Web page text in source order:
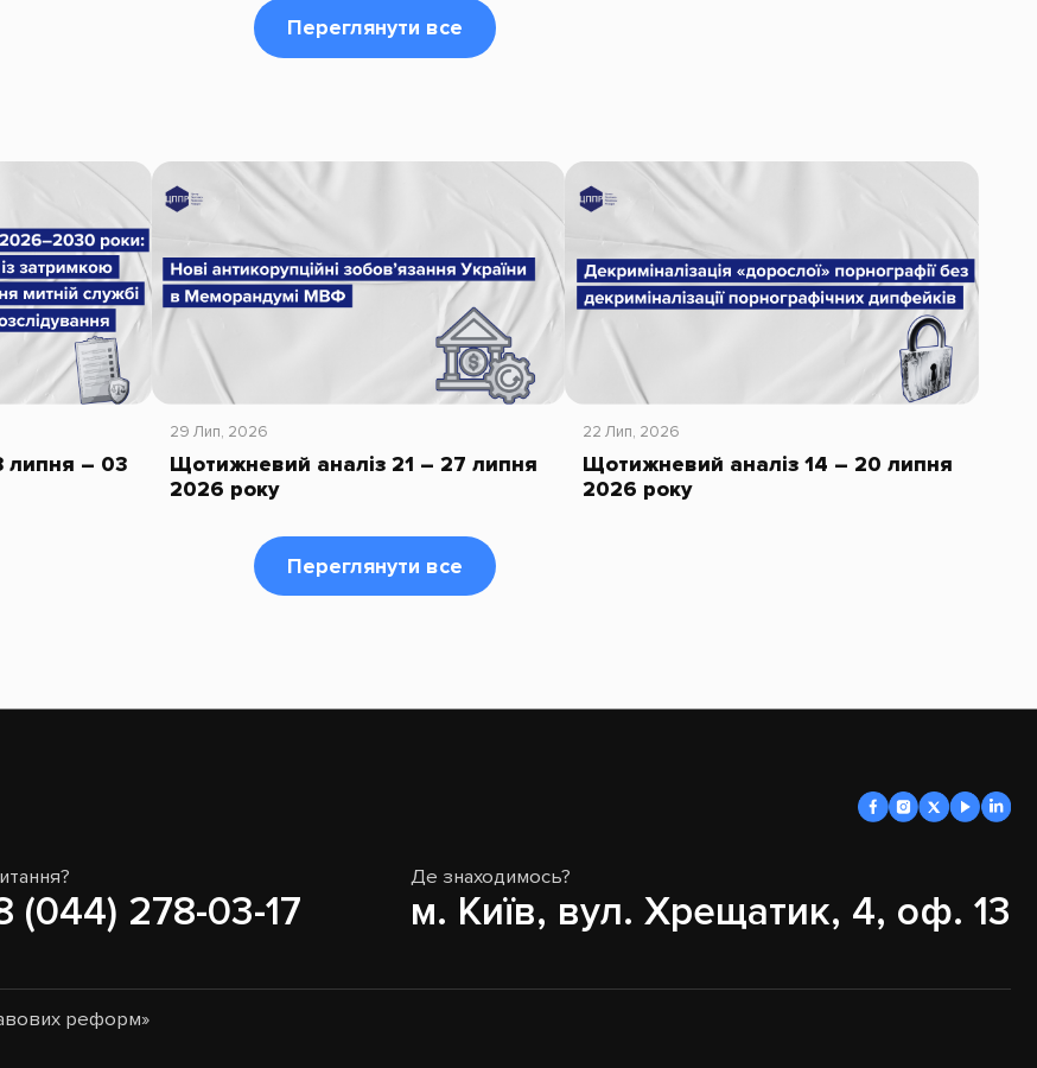
Переглянути все
липня – 03
29 Лип, 2026
Щотижневий аналіз 21 – 27 липня
2026 року
22 Лип, 2026
Щотижневий аналіз 14 – 20 липня
2026 року
Переглянути все
(044) 278-03-17
Де знаходимось?
м. Київ, вул. Хрещатик, 4, оф. 13
реформ»